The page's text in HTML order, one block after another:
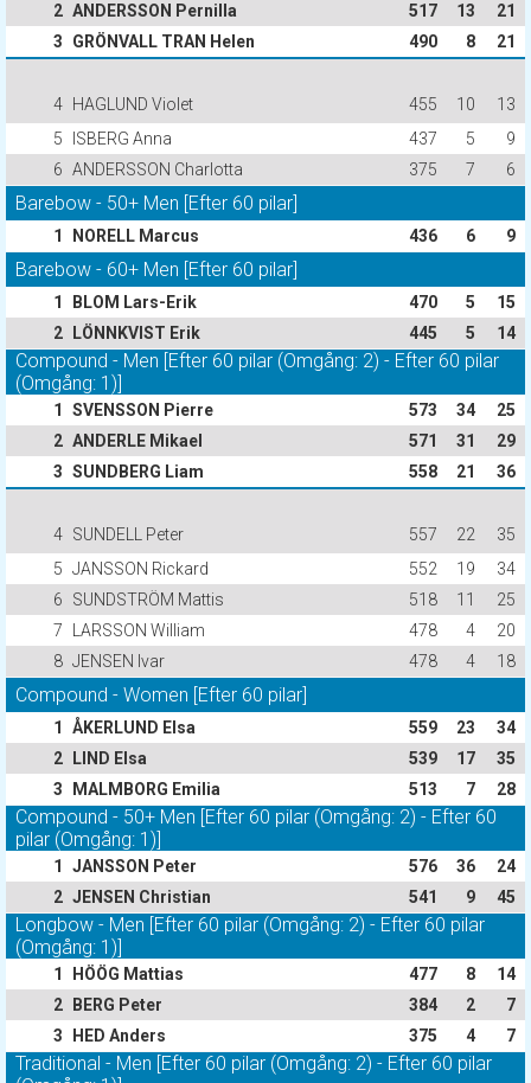
2 ANDERSSON Pernilla 517 13
21
3
GRÖNVALL TRAN Helen 490 8 21
4 HAGLUND Violet 455 10
13
5
ISBERG Anna 437 5
9
6 ANDERSSON Charlotta 375 7 6
Barebow - 50+ Men [Efter 60 pilar]
1 NORELL Marcus 436 6 9
Barebow - 60+ Men [Efter 60 pilar]
1 BLOM Lars-Erik 470 5
15
2
LÖNNKVIST Erik 445 5 14
Compound - Men [Efter 60 pilar (Omgång: 2) - Efter 60 pilar
(Omgång: 1)]
1 SVENSSON Pierre 573 34
25
2 ANDERLE Mikael 571 31
29
3 SUNDBERG Liam 558 21 36
4 SUNDELL Peter 557 22
35
5 JANSSON Rickard 552 19
34
6
SUNDSTRÖM Mattis 518 11
25
7
LARSSON William 478 4
20
8 JENSEN Ivar 478 4 18
Compound - Women [Efter 60 pilar]
1 ÅKERLUND Elsa 559 23
34
2
LIND Elsa 539 17
35
3
MALMBORG Emilia 513 7 28
Compound - 50+ Men [Efter 60 pilar (Omgång: 2) - Efter 60
pilar (Omgång: 1)]
1 JANSSON Peter 576 36
24
2 JENSEN Christian 541 9 45
Longbow - Men [Efter 60 pilar (Omgång: 2) - Efter 60 pilar
(Omgång: 1)]
1 HÖÖG Mattias 477 8
14
2
BERG Peter 384 2
7
3
HED Anders 375 4 7
Traditional - Men [Efter 60 pilar (Omgång: 2) - Efter 60 pilar